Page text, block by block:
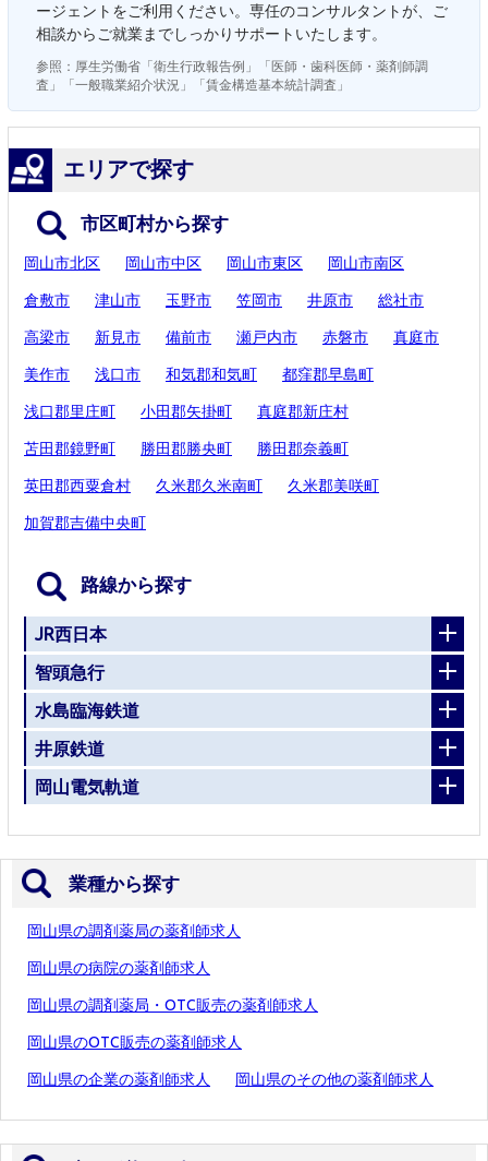
ージェントをご利用ください。専任のコンサルタントが、ご
相談からご就業までしっかりサポートいたします。
参照：厚生労働省「衛生行政報告例」「医師・歯科医師・薬剤師調
査」「一般職業紹介状況」「賃金構造基本統計調査」
エリアで探す
市区町村から探す
岡山市北区 岡山市中区 岡山市東区 岡山市南区
倉敷市 津山市 玉野市 笠岡市 井原市 総社市
高梁市 新見市 備前市 瀬戸内市 赤磐市 真庭市
美作市 浅口市 和気郡和気町 都窪郡早島町
浅口郡里庄町 小田郡矢掛町 真庭郡新庄村
苫田郡鏡野町 勝田郡勝央町 勝田郡奈義町
英田郡西粟倉村 久米郡久米南町 久米郡美咲町
加賀郡吉備中央町
路線から探す
JR西日本
智頭急行
水島臨海鉄道
井原鉄道
岡山電気軌道
業種から探す
岡山県の調剤薬局の薬剤師求人
岡山県の病院の薬剤師求人
岡山県の調剤薬局・OTC販売の薬剤師求人
岡山県のOTC販売の薬剤師求人
岡山県の企業の薬剤師求人 岡山県のその他の薬剤師求人